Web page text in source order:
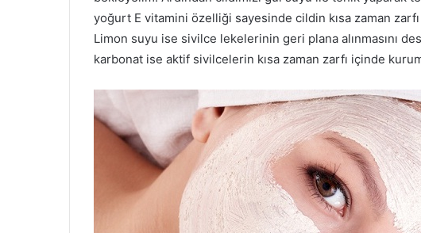
yoğurt E vitamini özelliği sayesinde cildin kısa zaman
Limon suyu ise sivilce lekelerinin geri plana alınmasını
karbonat ise aktif sivilcelerin kısa zaman zarfı içinde